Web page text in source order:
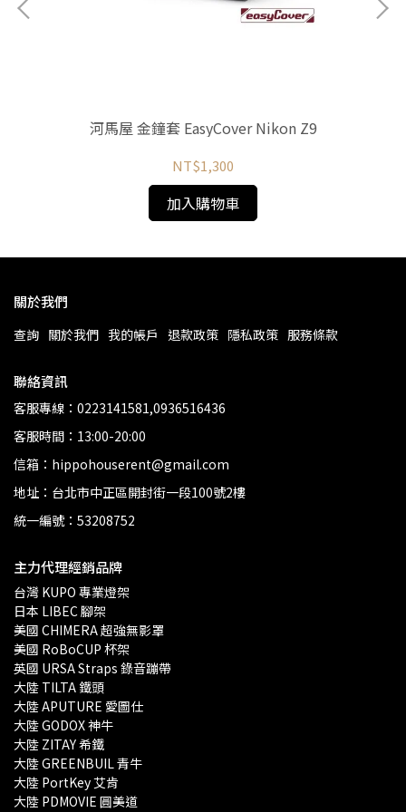
河馬屋 金鐘套 EasyCover Nikon Z9
NT$1,300
加入購物車
關於我們
查詢 關於我們 我的帳戶 退款政策 隱私政策 服務條款
聯絡資訊
客服專線：0223141581,0936516436
客服時間：13:00-20:00
信箱：hippohouserent@gmail.com
地址：台北市中正區開封街一段100號2樓
統一編號：53208752
主力代理經銷品牌
台灣 KUPO 專業燈架
日本 LIBEC 腳架
美國 CHIMERA 超強無影罩
美國 RoBoCUP 杯架
英國 URSA Straps 錄音蹦帶
大陸 TILTA 鐵頭
大陸 APUTURE 愛圖仕
大陸 GODOX 神牛
大陸 ZITAY 希鐵
大陸 GREENBUIL 青牛
大陸 PortKey 艾肯
大陸 PDMOVIE 圓美道